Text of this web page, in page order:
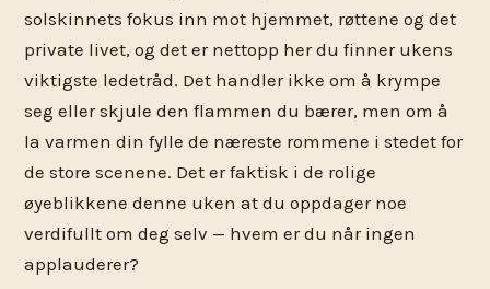
solskinnets fokus inn mot hjemmet, røttene og det
private livet, og det er nettopp her du finner ukens
viktigste ledetråd. Det handler ikke om å krympe
seg eller skjule den flammen du bærer, men om å
la varmen din fylle de næreste rommene i stedet for
de store scenene. Det er faktisk i de rolige
øyeblikkene denne uken at du oppdager noe
verdifullt om deg selv — hvem er du når ingen
applauderer?